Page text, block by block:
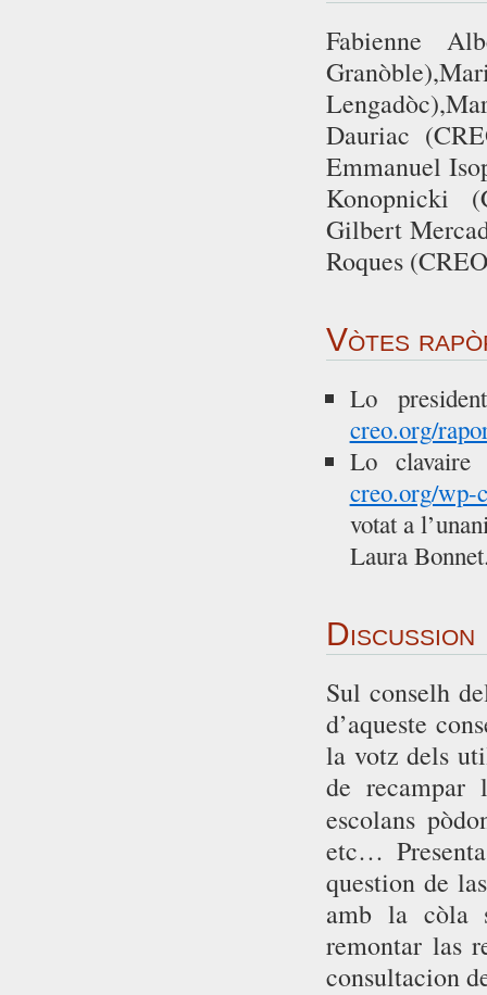
Fabienne
Dauriac
Emmanuel
Konopnicki
Gilbert
Roques
Vòtes
Lo
creo.org/
Lo
creo.org/wp-
votat a
Laura
Discussion
Sul conselh
d’aqueste
la votz dels
de recampar
escolans
etc…
question de
amb la còla
remontar las
consultacion